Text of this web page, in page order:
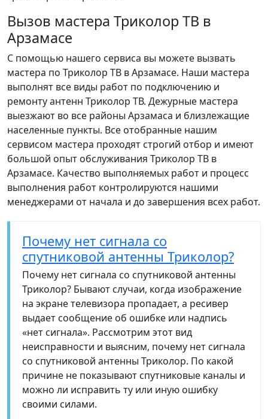
Вызов мастера Триколор ТВ в
Арзамасе
С помощью нашего сервиса вы можете вызвать
мастера по Триколор ТВ в Арзамасе. Наши мастера
выполнят все виды работ по подключению и
ремонту антенн Триколор ТВ. Дежурные мастера
выезжают во все районы Арзамаса и близлежащие
населенные пункты. Все отобранные нашим
сервисом мастера проходят строгий отбор и имеют
большой опыт обслуживания Триколор ТВ в
Арзамасе. Качество выполняемых работ и процесс
выполнения работ контролируются нашими
менеджерами от начала и до завершения всех работ.
Почему нет сигнала со
спутниковой антенны Триколор?
Почему нет сигнала со спутниковой антенны
Триколор? Бывают случаи, когда изображение
на экране телевизора пропадает, а ресивер
выдает сообщение об ошибке или надпись
«нет сигнала». Рассмотрим этот вид
неисправности и выясним, почему нет сигнала
со спутниковой антенны Триколор. По какой
причине не показывают спутниковые каналы и
можно ли исправить ту или иную ошибку
своими силами.